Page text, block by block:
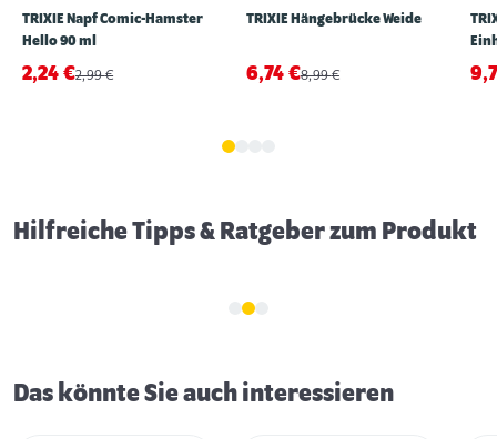
TRIXIE Napf Comic-Hamster
Hello 90 ml
2,24 €2,99€
TRIXIE Hängebrücke Weide
6,74 €8,99€
Hilfreiche Tipps & Ratgeber zum Produkt
Das könnte Sie auch interessieren